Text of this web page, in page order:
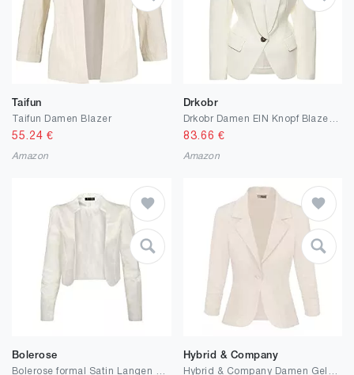
Taifun
Taifun Damen Blazer
55.24 €
Amazon
Drkobr
83.66 €
Amazon
Bolerose
Hybrid & Company